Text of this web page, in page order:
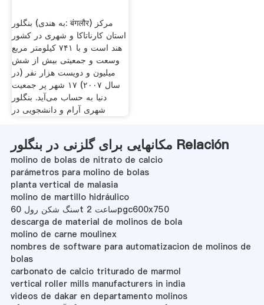
بنگلور (به هندی: बंगलौर) مرکز
استان کارناتاکا و شهری در کشور
هند است و با ۷۴۱ کیلومتر مربع
وسعت و جمعیتی بیش از شش
میلیون و دویست هزار نفر (در
سال ۲۰۰۷) ۱۷ شهر پر جمعیت
دنیا به حساب می‌آید. بنگلور
شهری آرام و دانشجویی در
مکانهایی برای گلزنی در بنگلور Relación
molino de bolas de nitrato de calcio
parámetros para molino de bolas
planta vertical de malasia
molino de martillo hidráulico
سنگ شکن رول 60t ساعت 2pgc600x750
descarga de material de molinos de bola
molino de carne moulinex
nombres de software para automatizacion de molinos de
bolas
carbonato de calcio triturado de marmol
vertical roller mills manufacturers in india
videos de dakar en departamento molinos